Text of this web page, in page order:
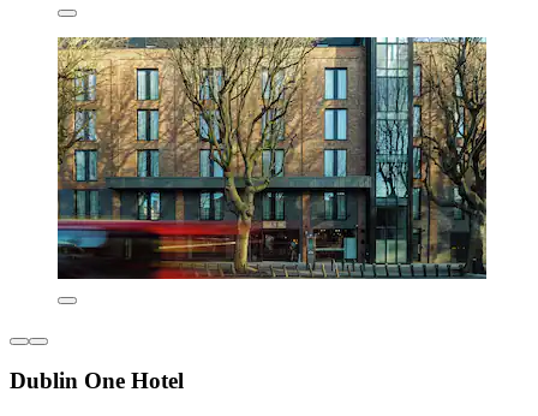
Dublin One Hotel